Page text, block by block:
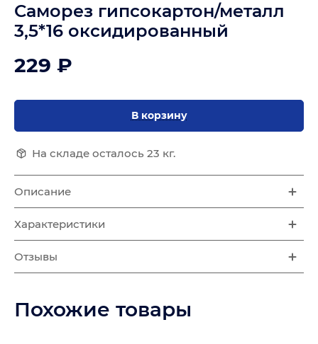
Саморез гипсокартон/металл
3,5*16 оксидированный
229 ₽
В корзину
На складе осталось 23 кг.
Описание
Характеристики
Отзывы
Похожие товары